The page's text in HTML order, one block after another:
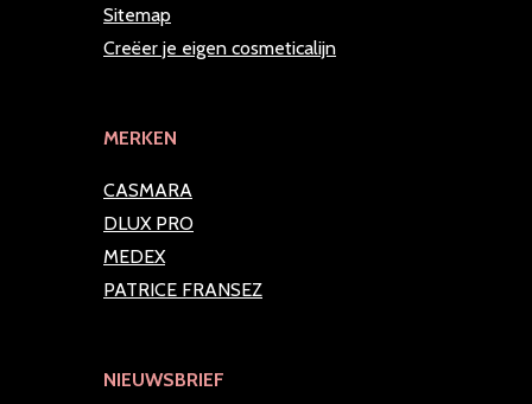
Sitemap
Creëer je eigen cosmeticalijn
MERKEN
CASMARA
DLUX PRO
MEDEX
PATRICE FRANSEZ
NIEUWSBRIEF